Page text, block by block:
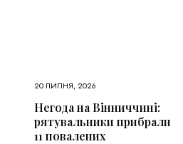
20 ЛИПНЯ, 2026
Негода на Вінниччині:
рятувальники прибрали
11 повалених